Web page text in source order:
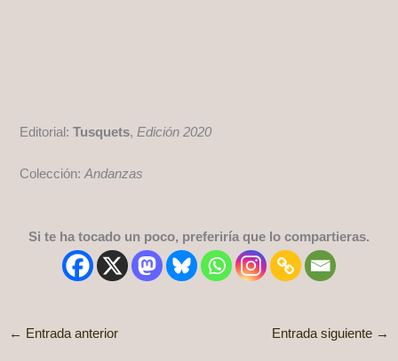
Editorial:Tusquets,Edición 2020
Colección:Andanzas
Si te ha tocado un poco, preferiría que lo compartieras.
← Entrada anterior Entrada siguiente →